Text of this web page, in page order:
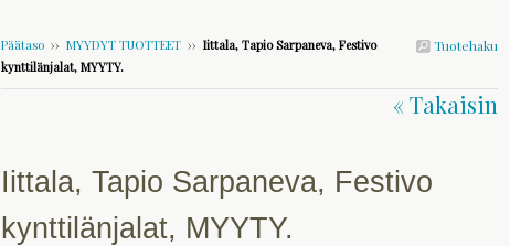
Tuotehaku
Päätaso›› MYYDYT TUOTTEET›› Iittala, Tapio Sarpaneva, Festivo
kynttilänjalat, MYYTY.
« Takaisin
Iittala, Tapio Sarpaneva, Festivo
kynttilänjalat, MYYTY.